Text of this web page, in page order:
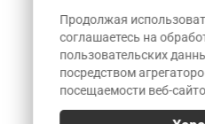
Продолжая
соглашаетесь на
пользовательских
посредством
посещаемости веб-